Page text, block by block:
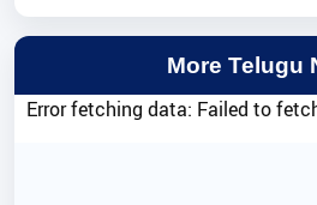
More Telugu
Error fetching data: Failed to